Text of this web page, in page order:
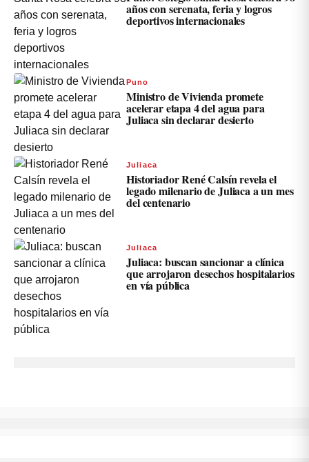
años con serenata, feria y logros
deportivos internacionales
Puno
Ministro de Vivienda promete
acelerar etapa 4 del agua para
Juliaca sin declarar desierto
Juliaca
Historiador René Calsín revela el
legado milenario de Juliaca a un mes
del centenario
Juliaca
Juliaca: buscan sancionar a clínica
que arrojaron desechos hospitalarios
en vía pública